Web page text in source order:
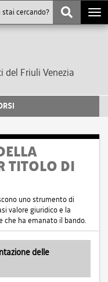
Friuli Venezia
TITOLO DI
uno strumento di
valore giuridico e la
che ha emanato il bando.
delle